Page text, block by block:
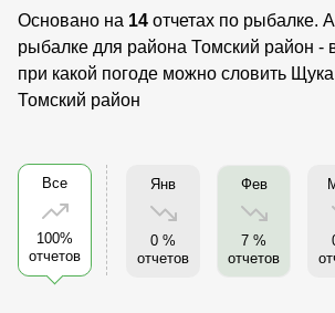
Основано на 14 отчетах по рыбалке.
рыбалке для района Томский район -
при какой погоде можно словить
Томский район
Все
100%
отчетов
Янв
0 %
отчетов
Фев
7 %
отчетов